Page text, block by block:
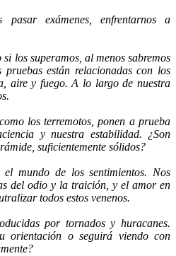
pasar exámenes, enfrentarnos a
los superamos, al menos sabremos
pruebas están relacionadas con los
aire y fuego. A lo largo de nuestra
los terremotos, ponen a prueba
y nuestra estabilidad. ¿Son
suficientemente sólidos?
mundo de los sentimientos. Nos
del odio y la traición, y el amor en
todos estos venenos.
por tornados y huracanes.
orientación o seguirá viendo con